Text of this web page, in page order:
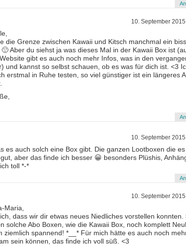
10. September
die Grenze zwischen Kawaii und Kitsch manchmal ein
Aber du siehst ja was dieses Mal in der Kawaii Box ist
gibt es auch noch mehr Infos, was in den
und kannst so selbst schauen, ob es was für dich ist. <3
erstmal in Ruhe testen, so viel günstiger ist ein längeres
10. September
es auch solch eine Box gibt. Die ganzen Lootboxen die
aber das finde ich besser 😀 besonders Plüshis,
toll *-*
10. September
Maria,
dass wir dir etwas neues Niedliches vorstellen konnten.
solche Abo Boxen, wie die Kawaii Box, noch komplett
ziemlich spannend! *__* Für mich hätte es auch noch
sein können, das finde ich voll süß. <3